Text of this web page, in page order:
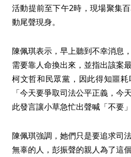
活動提前至下午2時，現場聚集
動尾聲現身。
陳佩琪表示，早上聽到不幸消息
需要靠人命換出來，並指出該案
柯文哲和民眾黨，因此得知噩耗
「今天要爭取司法公平正義，今
此發言讓小草急忙出聲喊「不要
陳佩琪強調，她們只是要追求司
無辜的人，彭振聲的親人為了這